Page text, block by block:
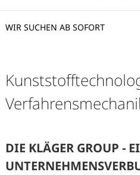
WIR SUCHEN AB SOFORT
DIE KLÄGER GROUP -